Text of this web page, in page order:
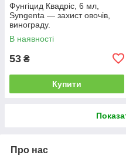
Фунгіцид Квадріс, 6 мл,
Syngenta — захист овочів,
винограду.
В наявності
53 ₴
Купити
Про нас